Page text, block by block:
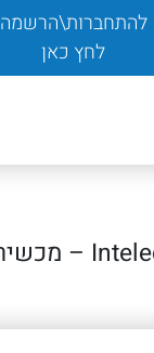
להתחברות\הרשמה
לחץ כאן